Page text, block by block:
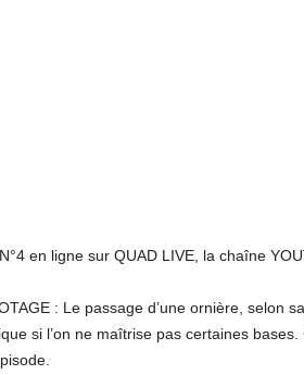
en ligne sur QUAD LIVE, la chaîne
: Le passage d’une ornière, selon
si l’on ne maîtrise pas certaines